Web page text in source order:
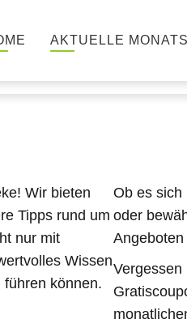
AKTUELLE
Wir bieten
Tipps rund um
nur mit
Wissen
können.
Ob es sich
oder
Vergessen